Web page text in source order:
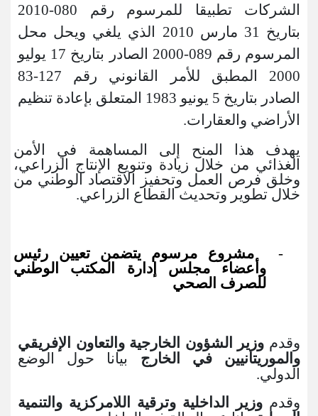
الشركات تطبيقا للمرسوم رقم 080-2010
بتاريخ 31 مارس 2010 الذي يلغي ويحل محل
المرسوم رقم 089-2000 الصادر بتاريخ 17 يوليو
2000 المطبق للأمر القانوني رقم 127-83
الصادر بتاريخ 5 يونيو 1983 المتعلق بإعادة تنظيم
الأراضي والعقارات.
يهدف هذا المنح إلى المساهمة في الأمن
الغذائي من خلال زيادة وتنويع الإنتاج الزراعي،
وخلق فرص العمل وتحفيز الاقتصاد الوطني من
خلال تطوير وتحديث القطاع الزراعي.
‐
مشروع مرسوم يتضمن تعيين رئيس
وأعضاء مجلس إدارة المكتب الوطني
للصرف الصحي
وقدم وزير الشؤون الخارجية والتعاون الإفريقي
والموريتانيين في الخارج بيانا حول الوضع
الدولي.
وقدم وزير الداخلية وترقية اللامركزية والتنمية